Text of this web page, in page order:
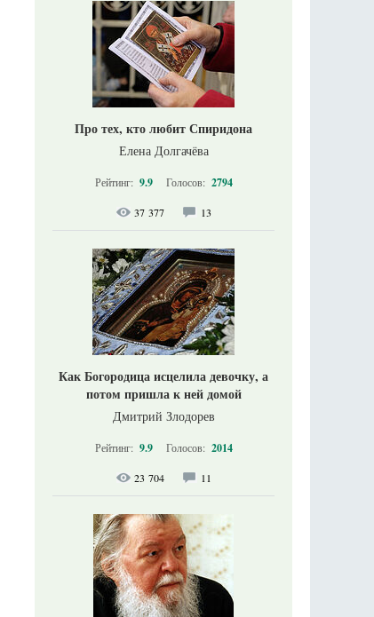
Про тех, кто любит Спиридона
Елена Долгачёва
Рейтинг: 9.9 Голосов: 2794
37 377 13
Как Богородица исцелила девочку, а
потом пришла к ней домой
Дмитрий Злодорев
Рейтинг: 9.9 Голосов: 2014
23 704 11